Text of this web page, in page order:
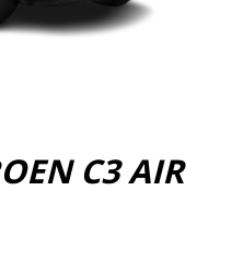
C3 AIR